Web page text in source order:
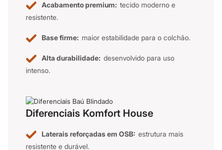
Acabamento premium: tecido moderno e
resistente.
Base firme: maior estabilidade para o colchão.
Alta durabilidade: desenvolvido para uso
intenso.
Diferenciais Komfort House
Laterais reforçadas em OSB: estrutura mais
resistente e durável.